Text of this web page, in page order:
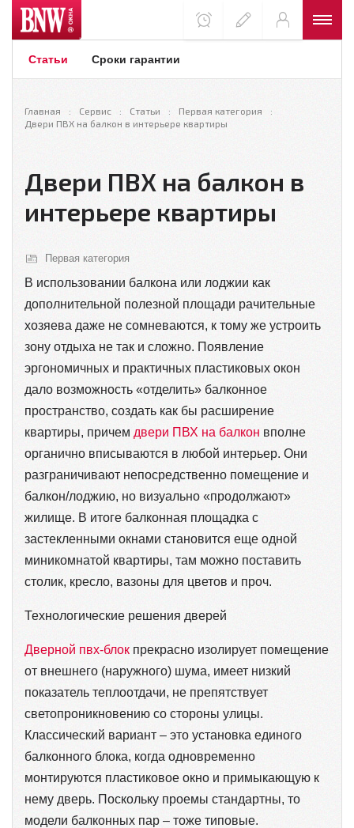
Статьи Сроки гарантии
Главная Сервис Статьи
Первая категория
Двери ПВХ на балкон в интерьере квартиры
Двери ПВХ на балкон в
интерьере квартиры
Первая категория
В использовании балкона или лоджии как
дополнительной полезной площади рачительные
хозяева даже не сомневаются, к тому же устроить
зону отдыха не так и сложно. Появление
эргономичных и практичных пластиковых окон
дало возможность «отделить» балконное
пространство, создать как бы расширение
квартиры, причем двери ПВХ на балкон вполне
органично вписываются в любой интерьер. Они
разграничивают непосредственно помещение и
балкон/лоджию, но визуально «продолжают»
жилище. В итоге балконная площадка с
застекленными окнами становится еще одной
миникомнатой квартиры, там можно поставить
столик, кресло, вазоны для цветов и проч.
Технологические решения дверей
Дверной пвх-блок прекрасно изолирует помещение
от внешнего (наружного) шума, имеет низкий
показатель теплоотдачи, не препятствует
светопроникновению со стороны улицы.
Классический вариант – это установка единого
балконного блока, когда одновременно
монтируются пластиковое окно и примыкающую к
нему дверь. Поскольку проемы стандартны, то
модели балконных пар – тоже типовые.